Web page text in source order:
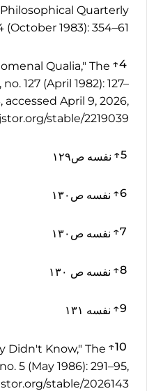
Quarterly
(October 1983): 354–61.
4
↑
Qualia," The
127 (April 1982): 127–
accessed April 9, 2026,
stable/2219039.
5
↑ نفسه ص١٢٩
6
↑ نفسه ص١٣٠
7
↑ نفسه ص١٣٠
8
↑ نفسه ص ١٣٠
9
↑ نفسه ١٣١
10
↑
Didn't Know," The
5 (May 1986): 291–95,
stable/2026143